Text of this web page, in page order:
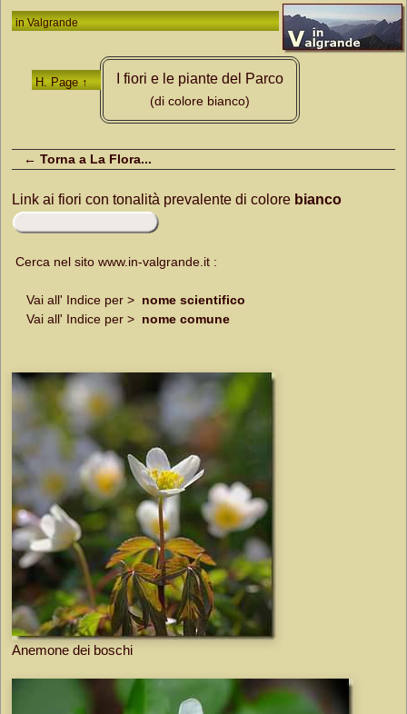
in Valgrande
H. Page ↑ I fiori e le piante del Parco
(di colore bianco)
← Torna a La Flora...
Link ai fiori con tonalità prevalente di colore bianco
Cerca nel sito www.in-valgrande.it :
Vai all' Indice per > nome scientifico
Vai all' Indice per > nome comune
Anemone dei boschi